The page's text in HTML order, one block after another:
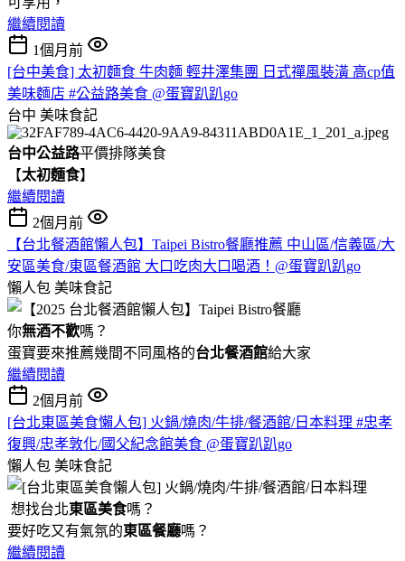
繼續閱讀
1個月前
[台中美食] 太初麵食 牛肉麵 輕井澤集團 日式禪風裝潢 高cp值
美味麵店 #公益路美食 @蛋寶趴趴go
台中 美味食記
台中公益路平價排隊美食
【太初麵食】
繼續閱讀
2個月前
【台北餐酒館懶人包】Taipei Bistro餐廳推薦 中山區/信義區/大
安區美食/東區餐酒館 大口吃肉大口喝酒！@蛋寶趴趴go
懶人包 美味食記
你無酒不歡嗎？
蛋寶要來推薦幾間不同風格的台北餐酒館給大家
繼續閱讀
2個月前
[台北東區美食懶人包] 火鍋/燒肉/牛排/餐酒館/日本料理 #忠孝
復興/忠孝敦化/國父紀念館美食 @蛋寶趴趴go
懶人包 美味食記
想找台北東區美食嗎？
要好吃又有氣氛的東區餐廳嗎？
繼續閱讀